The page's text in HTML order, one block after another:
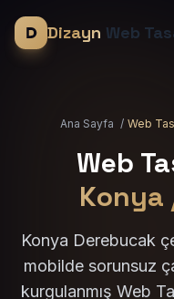
Dizayn Web
Ana Sayfa / Web
Web
Konya
Konya Derebucak
mobilde sorunsuz
kurgulanmış Web